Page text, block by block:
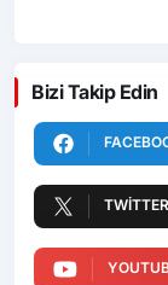
Bizi Takip Edin
TWITTER